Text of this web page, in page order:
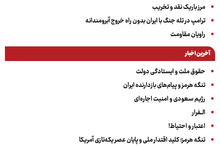
مرز باریک نقد و تخریب
ترامپ در تله جنگ با ایران بدون راه خروج آبرومندانه
راویان مقاومت
آخرین اخبار
حقوق ملت و ایستادگی دولت
تنگه هرمز و پیام‌های بازدارنده ایران
رژیم سعودی و امنیت اجاره‌ای
الــفرار
اعتبار و احتیاط!
تنگه هرمز؛ کلید اقتدار ملی و پایان عصر یکه‌تازی آمریکا